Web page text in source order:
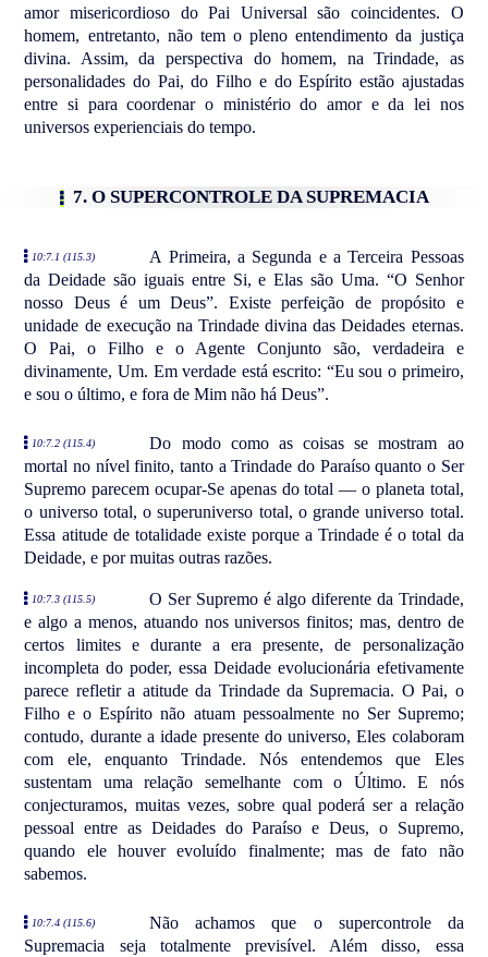
amor misericordioso do Pai Universal são coincidentes. O
homem, entretanto, não tem o pleno entendimento da justiça
divina. Assim, da perspectiva do homem, na Trindade, as
personalidades do Pai, do Filho e do Espírito estão ajustadas
entre si para coordenar o ministério do amor e da lei nos
universos experienciais do tempo.
7. O SUPERCONTROLE DA SUPREMACIA
10:7.1 (115.3)
A Primeira, a Segunda e a Terceira Pessoas
da Deidade são iguais entre Si, e Elas são Uma. “O Senhor
nosso Deus é um Deus”. Existe perfeição de propósito e
unidade de execução na Trindade divina das Deidades eternas.
O Pai, o Filho e o Agente Conjunto são, verdadeira e
divinamente, Um. Em verdade está escrito: “Eu sou o primeiro,
e sou o último, e fora de Mim não há Deus”.
10:7.2 (115.4)
Do modo como as coisas se mostram ao
mortal no nível finito, tanto a Trindade do Paraíso quanto o Ser
Supremo parecem ocupar-Se apenas do total — o planeta total,
o universo total, o superuniverso total, o grande universo total.
Essa atitude de totalidade existe porque a Trindade é o total da
Deidade, e por muitas outras razões.
10:7.3 (115.5)
O Ser Supremo é algo diferente da Trindade,
e algo a menos, atuando nos universos finitos; mas, dentro de
certos limites e durante a era presente, de personalização
incompleta do poder, essa Deidade evolucionária efetivamente
parece refletir a atitude da Trindade da Supremacia. O Pai, o
Filho e o Espírito não atuam pessoalmente no Ser Supremo;
contudo, durante a idade presente do universo, Eles colaboram
com ele, enquanto Trindade. Nós entendemos que Eles
sustentam uma relação semelhante com o Último. E nós
conjecturamos, muitas vezes, sobre qual poderá ser a relação
pessoal entre as Deidades do Paraíso e Deus, o Supremo,
quando ele houver evoluído finalmente; mas de fato não
sabemos.
10:7.4 (115.6)
Não achamos que o supercontrole da
Supremacia seja totalmente previsível. Além disso, essa